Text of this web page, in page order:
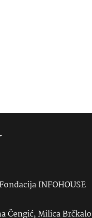
INFOHOUSE
Čengić, Milica